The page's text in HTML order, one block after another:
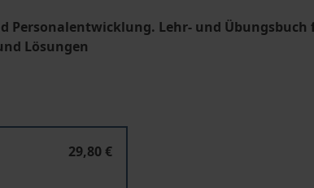
Personalentwicklung. Lehr- und
Lösungen
29,80 €